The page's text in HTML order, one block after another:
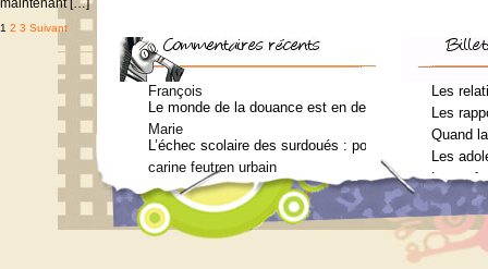
maintenant […]
Pagination
publications
1 2 3 Suivant
François
Le monde de la douance est en deuil : Jean-Charles
Marie
L’échec scolaire des surdoués : pourquoi ? (Journal
carine feutren urbain
Petit lexique en lien avec le surdouement à l’usage
Marie
Qui consulter pour un bilan psychométrique ?
Siouplet
Qui consulter pour un bilan psychométrique ?
Les
Les
Quand
Les
Les